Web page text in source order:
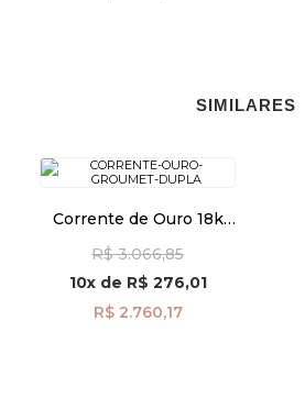
SIMILARES
Corrente de Ouro 18k
1,1mm com 45cm
co02846
R$ 3.066,85
10xde R$ 276,01
R$ 2.760,17